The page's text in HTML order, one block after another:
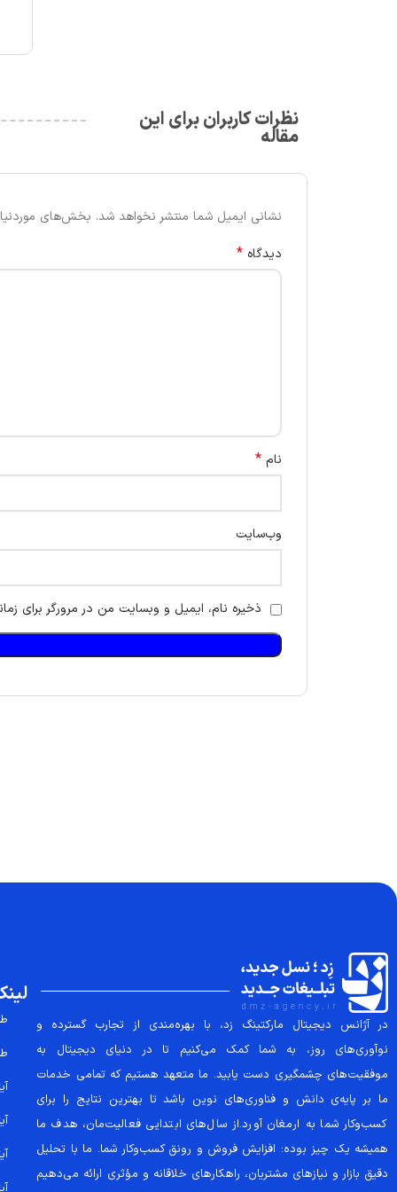
نظرات کاربران برای این
مقاله
نشانی ایمیل شما منتشر نخواهد شد. بخش‌های
دیدگاه *
نام *
وب‌سایت
ذخیره نام، ایمیل و وبسایت من در مرورگر برای
در آژانس دیجیتال مارکتینگ زد، با بهره‌مندی از تجارب گسترده و
نوآوری‌های روز، به شما کمک می‌کنیم تا در دنیای دیجیتال به
موفقیت‌های چشمگیری دست یابید. ما متعهد هستیم که تمامی خدمات
ما بر پایه‌ی دانش و فناوری‌های نوین باشد تا بهترین نتایج را برای
کسب‌وکار شما به ارمغان آورد.از سال‌های ابتدایی فعالیت‌مان، هدف ما
همیشه یک چیز بوده: افزایش فروش و رونق کسب‌وکار شما. ما با تحلیل
دقیق بازار و نیازهای مشتریان، راهکارهای خلاقانه و مؤثری ارائه می‌دهیم